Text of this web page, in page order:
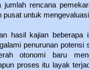
jumlah rencana
pusat untuk
hasil kajian beberapa
penurunan potensi
otonomi baru
proses itu layak